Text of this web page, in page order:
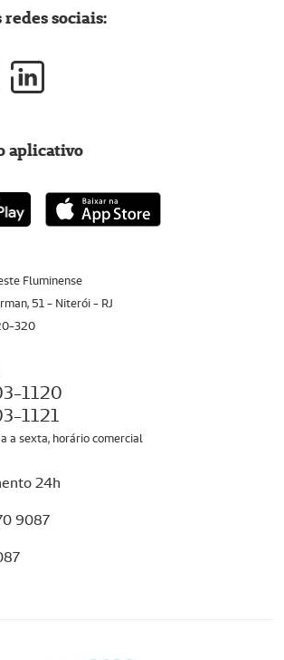
Fluminense
51 - Niterói - RJ
320
1120
1121
a sexta, horário comercial
24h
9087
redes sociais:
aplicativo